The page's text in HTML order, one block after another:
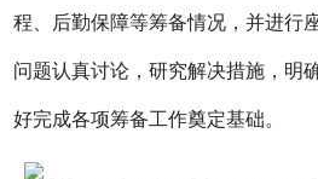
程、后勤保障等筹备情况，并进行
问题认真讨论，研究解决措施，明
好完成各项筹备工作奠定基础。